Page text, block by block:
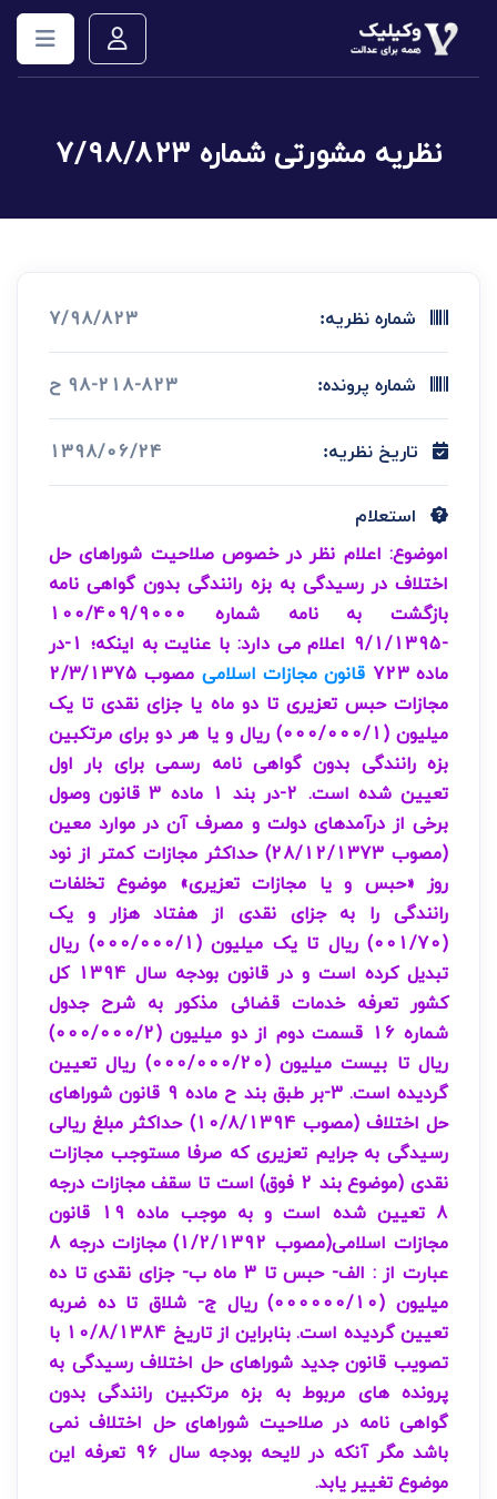
نظریه مشورتی شماره 7/98/823
شماره نظریه: 7/98/823
شماره پرونده: 98-218-823 ح
تاریخ نظریه: 1398/06/24
استعلام
اموضوع: اعلام نظر در خصوص صلاحیت شوراهای حل
اختلاف در رسیدگی به بزه رانندگی بدون گواهی نامه
بازگشت به نامه شماره 100/409/9000
-9/1/1395 اعلام می دارد: با عنایت به اینکه؛ 1-در
ماده 723
قانون مجازات اسلامی
مصوب 2/3/1375
مجازات حبس تعزیری تا دو ماه یا جزای نقدی تا یک
میلیون (000/000/1) ریال و یا هر دو برای مرتکبین
بزه رانندگی بدون گواهی نامه رسمی برای بار اول
تعیین شده است. 2-در بند 1 ماده 3 قانون وصول
برخی از درآمدهای دولت و مصرف آن در موارد معین
(مصوب 28/12/1373) حداکثر مجازات کمتر از نود
روز «حبس و یا مجازات تعزیری» موضوع تخلفات
رانندگی را به جزای نقدی از هفتاد هزار و یک
(001/70) ریال تا یک میلیون (000/000/1) ریال
تبدیل کرده است و در قانون بودجه سال 1394 کل
کشور تعرفه خدمات قضائی مذکور به شرح جدول
شماره 16 قسمت دوم از دو میلیون (000/000/2)
ریال تا بیست میلیون (000/000/20) ریال تعیین
گردیده است. 3-بر طبق بند ح ماده 9 قانون شوراهای
حل اختلاف (مصوب 10/8/1394) حداکثر مبلغ ریالی
رسیدگی به جرایم تعزیری که صرفا مستوجب مجازات
نقدی (موضوع بند 2 فوق) است تا سقف مجازات درجه
8 تعیین شده است و به موجب ماده 19 قانون
مجازات اسلامی(مصوب 1/2/1392) مجازات درجه 8
عبارت از : الف- حبس تا 3 ماه ب- جزای نقدی تا ده
میلیون (000000/10) ریال ج- شلاق تا ده ضربه
تعیین گردیده است. بنابراین از تاریخ 10/8/1384 با
تصویب قانون جدید شوراهای حل اختلاف رسیدگی به
پرونده های مربوط به بزه مرتکبین رانندگی بدون
گواهی نامه در صلاحیت شوراهای حل اختلاف نمی
باشد مگر آنکه در لایحه بودجه سال 96 تعرفه این
موضوع تغییر یابد.